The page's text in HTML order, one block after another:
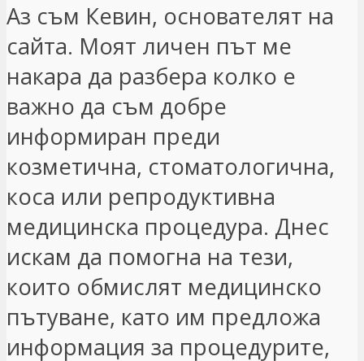
Аз съм Кевин, основателят на
сайта. Моят личен път ме
накара да разбера колко е
важно да съм добре
информиран преди
козметична, стоматологична,
коса или репродуктивна
медицинска процедура. Днес
искам да помогна на тези,
които обмислят медицинско
пътуване, като им предложа
информация за процедурите,